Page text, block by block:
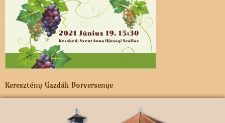
Keresztény Gazdák Borversenye